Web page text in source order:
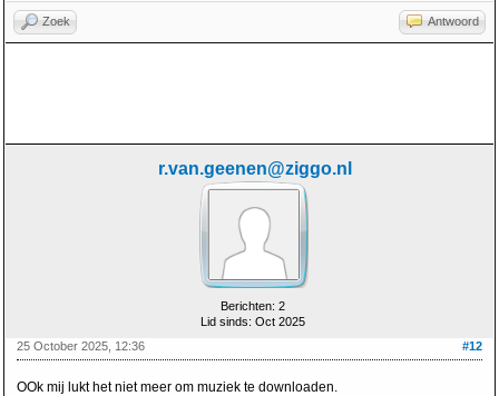
Zoek Antwoord
r.van.geenen@ziggo.nl
Berichten: 2
Lid sinds: Oct 2025
#12
25 October 2025, 12:36
OOk mij lukt het niet meer om muziek te downloaden.